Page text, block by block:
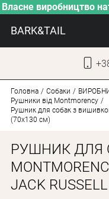
Власне виробництво
BARK&TAIL
Головна Собаки
Рушники від Montmorency
Рушник для собак з
(70х130 см)
РУШНИК ДЛЯ
JACK